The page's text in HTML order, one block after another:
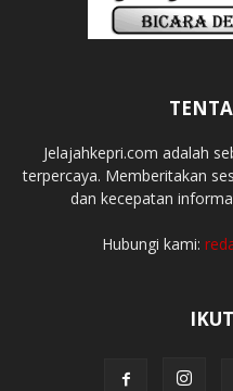
Jelajahkepri.com adalah
terpercaya. Memberitakan
dan kecepatan
Hubungi kami: